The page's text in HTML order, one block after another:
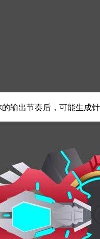
输出节奏后，可能生成